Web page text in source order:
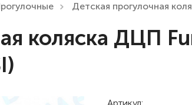
Коляски для детей с ДЦП
Детские вертикализаторы
Детская прогулочная
коляска ДЦП